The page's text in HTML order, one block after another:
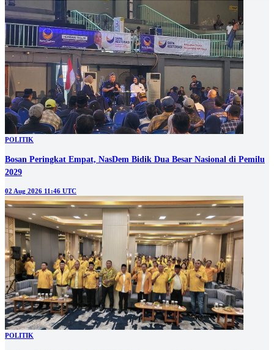
POLITIK
Bosan Peringkat Empat, NasDem Bidik Dua Besar Nasional di Pemilu
2029
02 Aug 2026 11:46 UTC
POLITIK